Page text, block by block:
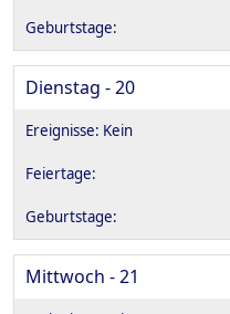
Dienstag - 20
Mittwoch - 21